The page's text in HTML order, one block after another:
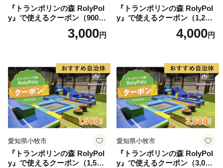
『トランポリンの森 RolyPol
y』で使えるクーポン（900
3,000円
『トランポリンの森 RolyPol
y』で使えるクーポン（1,200
4,000円
愛知県小牧市
『トランポリンの森 RolyPol
y』で使えるクーポン（1,500
愛知県小牧市
『トランポリンの森 RolyPol
y』で使えるクーポン（3,000